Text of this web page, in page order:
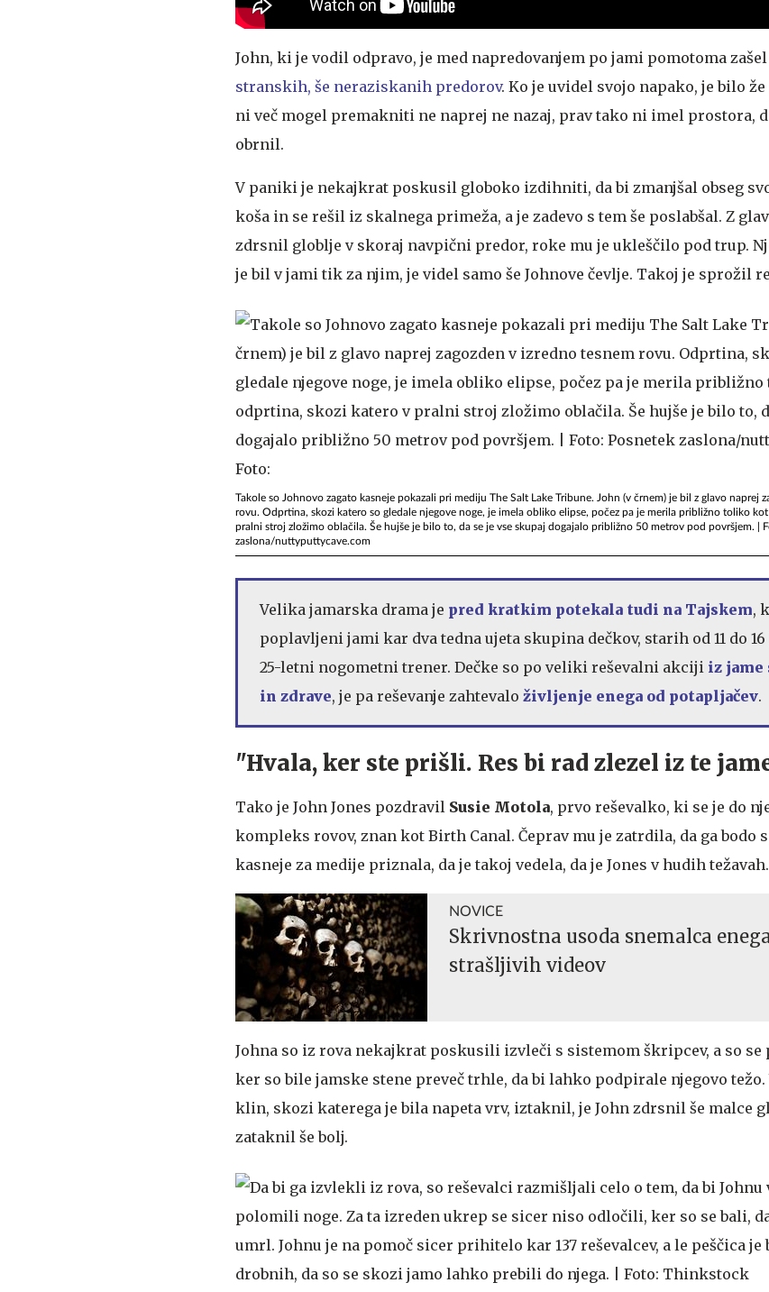
John, ki je vodil odpravo, je med napredovanjem po jami pomotoma zašel
stranskih, še neraziskanih predorov. Ko je uvidel svojo napako, je bilo
ni več mogel premakniti ne naprej ne nazaj, prav tako ni imel prostora,
obrnil.
V paniki je nekajkrat poskusil globoko izdihniti, da bi zmanjšal obseg
koša in se rešil iz skalnega primeža, a je zadevo s tem še poslabšal. Z
zdrsnil globlje v skoraj navpični predor, roke mu je ukleščilo pod trup.
je bil v jami tik za njim, je videl samo še Johnove čevlje. Takoj je sprožil
Takole so Johnovo zagato kasneje pokazali pri mediju The Salt Lake Tribune. John (v črnem) je bil z glavo naprej
rovu. Odprtina, skozi katero so gledale njegove noge, je imela obliko elipse, počez pa je merila približno toliko
pralni stroj zložimo oblačila. Še hujše je bilo to, da se je vse skupaj dogajalo približno 50 metrov pod površjem. |
zaslona/nuttyputtycave.com
Velika jamarska drama je pred kratkim potekala tudi na Tajskem,
poplavljeni jami kar dva tedna ujeta skupina dečkov, starih od 11 do
25-letni nogometni trener. Dečke so po veliki reševalni akciji iz
in zdrave, je pa reševanje zahtevalo življenje enega od potapljačev.
"Hvala, ker ste prišli. Res bi rad zlezel iz te
Tako je John Jones pozdravil Susie Motola, prvo reševalko, ki se je do
kompleks rovov, znan kot Birth Canal. Čeprav mu je zatrdila, da ga bodo
kasneje za medije priznala, da je takoj vedela, da je Jones v hudih težavah.
NOVICE
Skrivnostna usoda snemalca
strašljivih videov
Johna so iz rova nekajkrat poskusili izvleči s sistemom škripcev, a so
ker so bile jamske stene preveč trhle, da bi lahko podpirale njegovo težo.
klin, skozi katerega je bila napeta vrv, iztaknil, je John zdrsnil še malce
zataknil še bolj.